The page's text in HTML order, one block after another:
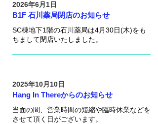
2026年6月1日
B1F 石川薬局閉店のお知らせ
SC棟地下1階の石川薬局は4月30日(木)をも
ちまして閉店いたしました。
2025年10月10日
Hang In Thereからのお知らせ
当面の間、営業時間の短縮や臨時休業などを
させて頂く日がございます。